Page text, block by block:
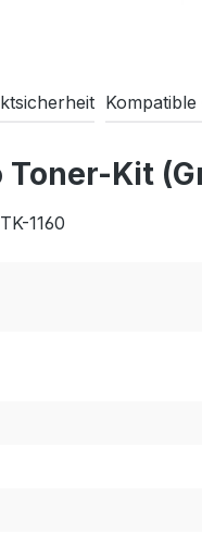
Kompatible
Kit
1160